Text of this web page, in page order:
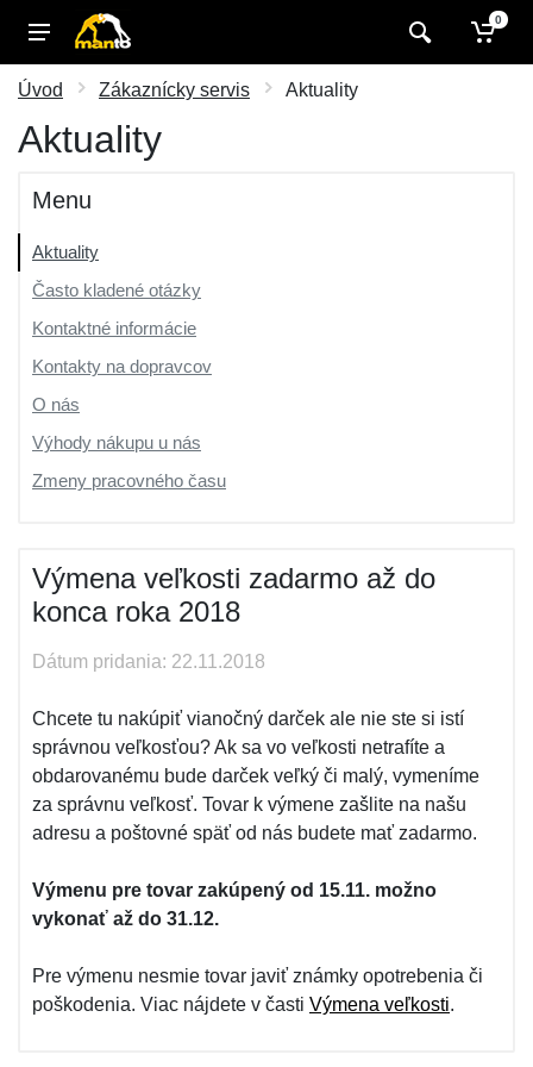
0
Úvod Zákaznícky servis Aktuality
Aktuality
Menu
Aktuality
Často kladené otázky
Kontaktné informácie
Kontakty na dopravcov
O nás
Výhody nákupu u nás
Zmeny pracovného času
Výmena veľkosti zadarmo až do
konca roka 2018
Dátum pridania: 22.11.2018
Chcete tu nakúpiť vianočný darček ale nie ste si istí
správnou veľkosťou? Ak sa vo veľkosti netrafíte a
obdarovanému bude darček veľký či malý, vymeníme
za správnu veľkosť. Tovar k výmene zašlite na našu
adresu a poštovné späť od nás budete mať zadarmo.
Výmenu pre tovar zakúpený od 15.11. možno
vykonať až do 31.12.
Pre výmenu nesmie tovar javiť známky opotrebenia či
poškodenia. Viac nájdete v časti Výmena veľkosti.